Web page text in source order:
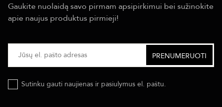
Gaukite nuolaidą savo pirmam apsipirkimui bei sužinokite
apie naujus produktus pirmieji!
Sutinku gauti naujienas ir pasiulymus el. paštu.